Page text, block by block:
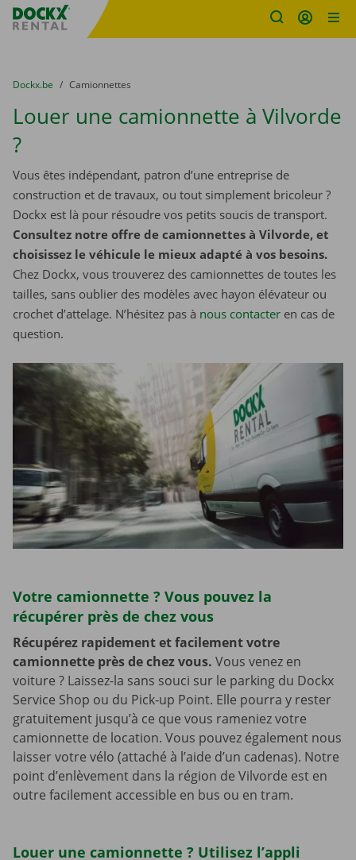
sitename
You are here:
du
Dockx.be to
Camionnettes
Louer une camionnette à Vilvorde
?
Vous êtes indépendant, patron d’une entreprise de
construction et de travaux, ou tout simplement bricoleur ?
Dockx est là pour résoudre vos petits soucis de transport.
Consultez notre offre de camionnettes à Vilvorde, et
choisissez le véhicule le mieux adapté à vos besoins.
Chez Dockx, vous trouverez des camionnettes de toutes les
tailles, sans oublier des modèles avec hayon élévateur ou
crochet d’attelage. N’hésitez pas à nous contacter ​​​​​​​ en cas de
question.
Votre camionnette ? Vous pouvez la
récupérer près de chez vous
Récupérez rapidement et facilement votre
camionnette près de chez vous. Vous venez en
voiture ? Laissez-la sans souci sur le parking du Dockx
Service Shop ou du Pick-up Point. Elle pourra y rester
gratuitement jusqu’à ce que vous rameniez votre
camionnette de location. Vous pouvez également nous
laisser votre vélo (attaché à l’aide d’un cadenas). Notre
point d’enlèvement dans la région de Vilvorde est en
outre facilement accessible en bus ou en tram.
Louer une camionnette ? Utilisez l’appli